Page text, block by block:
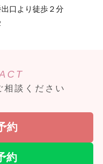
口より徒歩２分
相談ください
約
約